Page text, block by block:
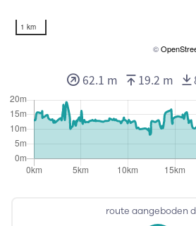
1 km
©
route aangeboden
62.1 m 19.2 m